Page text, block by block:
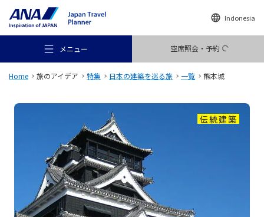
Indonesia
メニュー 空席照会・予約
おすすめの旅
旅のアイデア
Home 旅のアイデア 特集 日本の建築を巡る旅 一覧 熊本城
伝統建築